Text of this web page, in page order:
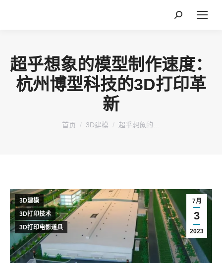
搜
超乎想象的模型制作速度：
杭州博型科技的3D打印革
新
您在这里：
首页 3D建模 超乎想象的…
7月
3
2023
3D建模
3D打印技术
3D打印电影道具